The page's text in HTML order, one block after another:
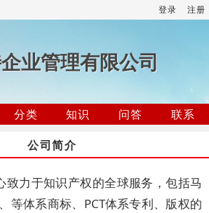
登录 注册
业管理有限公司
分类 知识 问答
联系
公司简介
致力于知识产权的全球服务，包括马
等体系商标、PCT体系专利、版权的